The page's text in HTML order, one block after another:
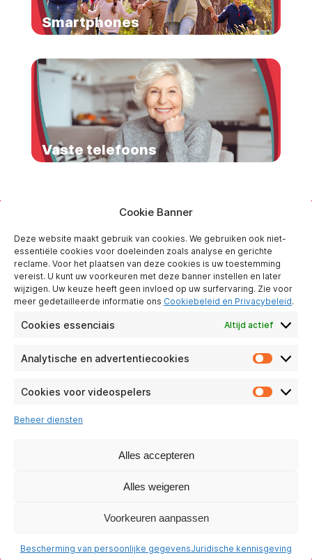
Cookie Banner
Deze website maakt gebruik van cookies. We gebruiken ook niet-
essentiële cookies voor doeleinden zoals analyse en gerichte
reclame. Voor het plaatsen van deze cookies is uw toestemming
vereist. U kunt uw voorkeuren met deze banner instellen en later
wijzigen. Uw keuze heeft geen invloed op uw surfervaring. Zie voor
meer gedetailleerde informatie ons Cookiebeleid en Privacybeleid.
Cookies essenciais Altijd actief
Analytische en advertentiecookies
Cookies voor videospelers
Beheer diensten
Alles accepteren
Alles weigeren
Voorkeuren aanpassen
Bescherming van persoonlijke gegevensJuridische kennisgeving
Smartphones
Vaste telefoons
ATLINKS EUROPE
28 Boulevard Belle Rive
92500 Rueil-Malmaison
France
OVER ONS
Contact
Beleid voor sociale
verantwoordelijkheid